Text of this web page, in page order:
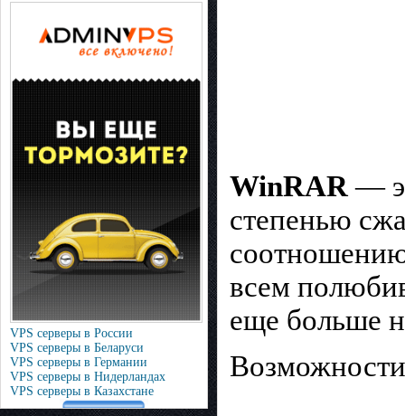
VPS серверы в России
VPS серверы в Беларуси
VPS серверы в Германии
VPS серверы в Нидерландах
VPS серверы в Казахстане
WinRAR—
степенью
всем
еще больше